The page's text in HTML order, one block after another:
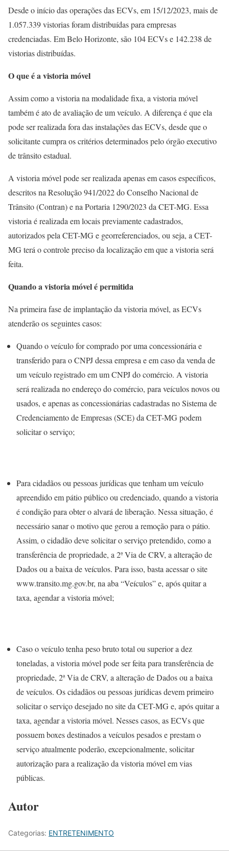
Desde o início das operações das ECVs, em 15/12/2023, mais de
1.057.339 vistorias foram distribuídas para empresas
credenciadas. Em Belo Horizonte, são 104 ECVs e 142.238 de
vistorias distribuídas.
O que é a vistoria móvel
Assim como a vistoria na modalidade fixa, a vistoria móvel
também é ato de avaliação de um veículo. A diferença é que ela
pode ser realizada fora das instalações das ECVs, desde que o
solicitante cumpra os critérios determinados pelo órgão executivo
de trânsito estadual.
A vistoria móvel pode ser realizada apenas em casos específicos,
descritos na Resolução 941/2022 do Conselho Nacional de
Trânsito (Contran) e na Portaria 1290/2023 da CET-MG. Essa
vistoria é realizada em locais previamente cadastrados,
autorizados pela CET-MG e georreferenciados, ou seja, a CET-
MG terá o controle preciso da localização em que a vistoria será
feita.
Quando a vistoria móvel é permitida
Na primeira fase de implantação da vistoria móvel, as ECVs
atenderão os seguintes casos:
Quando o veículo for comprado por uma concessionária e
transferido para o CNPJ dessa empresa e em caso da venda de
um veículo registrado em um CNPJ do comércio. A vistoria
será realizada no endereço do comércio, para veículos novos ou
usados, e apenas as concessionárias cadastradas no Sistema de
Credenciamento de Empresas (SCE) da CET-MG podem
solicitar o serviço;
Para cidadãos ou pessoas jurídicas que tenham um veículo
apreendido em pátio público ou credenciado, quando a vistoria
é condição para obter o alvará de liberação. Nessa situação, é
necessário sanar o motivo que gerou a remoção para o pátio.
Assim, o cidadão deve solicitar o serviço pretendido, como a
transferência de propriedade, a 2ª Via de CRV, a alteração de
Dados ou a baixa de veículos. Para isso, basta acessar o site
www.transito.mg.gov.br, na aba “Veículos” e, após quitar a
taxa, agendar a vistoria móvel;
Caso o veículo tenha peso bruto total ou superior a dez
toneladas, a vistoria móvel pode ser feita para transferência de
propriedade, 2ª Via de CRV, a alteração de Dados ou a baixa
de veículos. Os cidadãos ou pessoas jurídicas devem primeiro
solicitar o serviço desejado no site da CET-MG e, após quitar a
taxa, agendar a vistoria móvel. Nesses casos, as ECVs que
possuem boxes destinados a veículos pesados e prestam o
serviço atualmente poderão, excepcionalmente, solicitar
autorização para a realização da vistoria móvel em vias
públicas.
Autor
Categorias: ENTRETENIMENTO